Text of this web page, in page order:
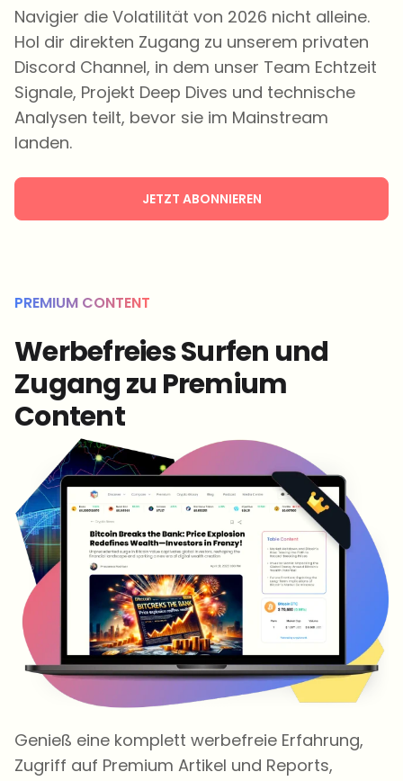
Navigier die Volatilität von 2026 nicht alleine.
Hol dir direkten Zugang zu unserem privaten
Discord Channel, in dem unser Team Echtzeit
Signale, Projekt Deep Dives und technische
Analysen teilt, bevor sie im Mainstream
landen.
JETZT ABONNIEREN
PREMIUM CONTENT
Werbefreies Surfen und
Zugang zu Premium
Content
Genieß eine komplett werbefreie Erfahrung,
Zugriff auf Premium Artikel und Reports,